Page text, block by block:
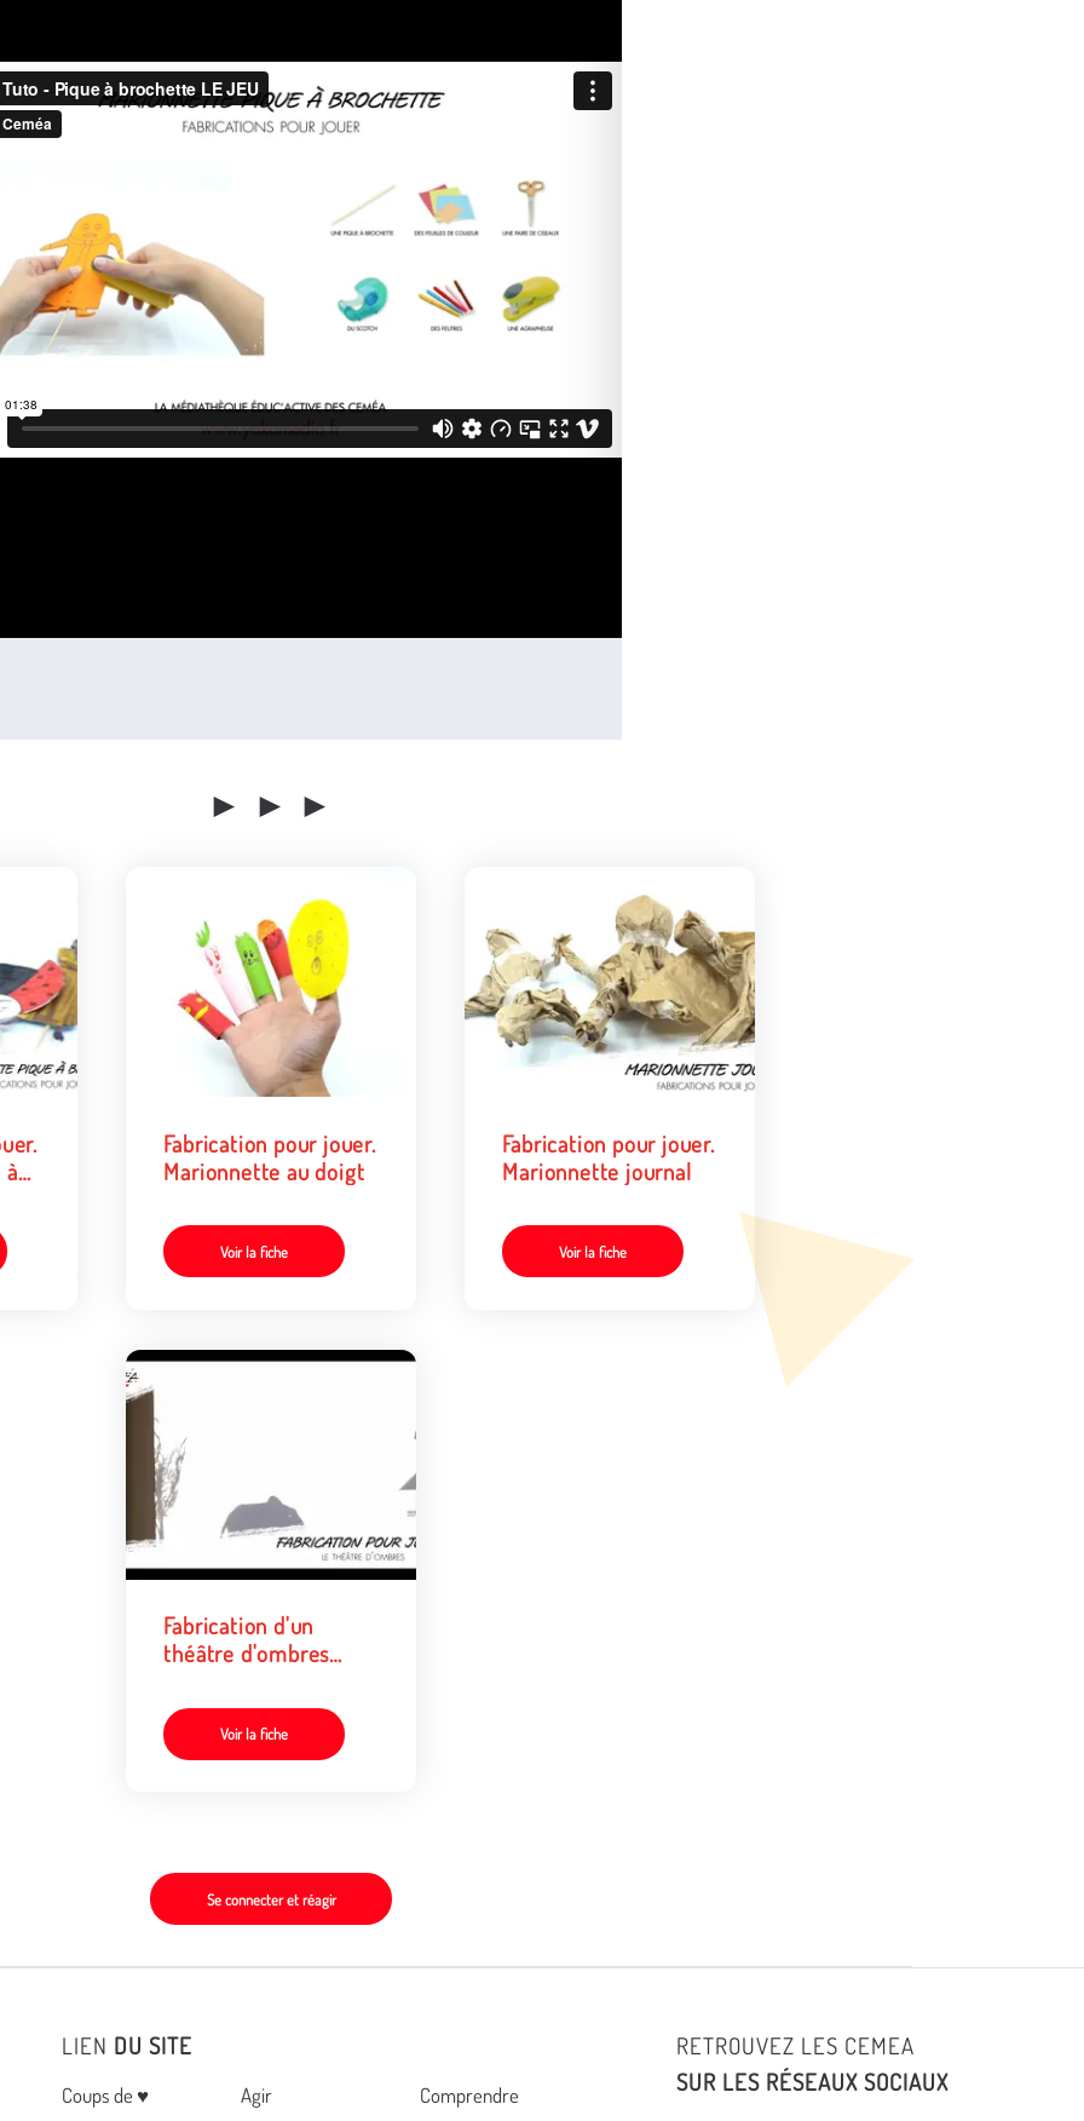
► ► ►
à
Fabrication pour jouer.
Marionnette au doigt
Voir la fiche
Fabrication pour jouer.
Marionnette journal
Voir la fiche
Fabrication d'un
théâtre d'ombres
marionnettes
Voir la fiche
Se connecter et réagir
LIEN DU SITE
Menu
Coups de ♥ Agir Comprendre
RETROUVEZ LES CEMEA
SUR LES RÉSEAUX SOCIAUX